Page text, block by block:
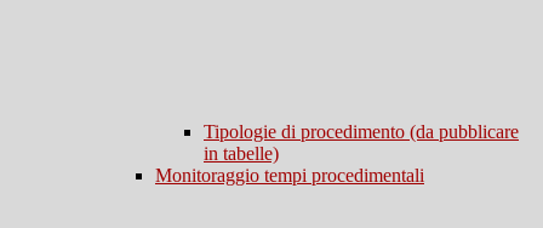
Tipologie di procedimento (da pubblicare
in tabelle)
Monitoraggio tempi procedimentali